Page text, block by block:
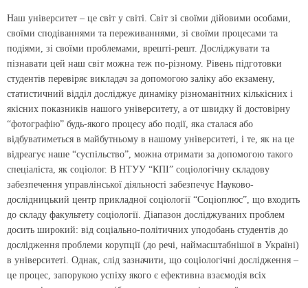
Наш університет – це світ у світі. Світ зі своїми дійовими особами,
своїми сподіваннями та переживаннями, зі своїми процесами та
подіями, зі своїми проблемами, врешті-решт. Досліджувати та
пізнавати цей наш світ можна теж по-різному. Рівень підготовки
студентів перевіряє викладач за допомогою заліку або екзамену,
статистичний відділ досліджує динаміку різноманітних кількісних і
якісних показників нашого університету, а от швидку й достовірну
“фотографію” будь-якого процесу або події, яка сталася або
відбуватиметься в майбутньому в нашому університеті, і те, як на це
відреагує наше “суспільство”, можна отримати за допомогою такого
спеціаліста, як соціолог. В НТУУ “КПІ” соціологічну складову
забезпечення управлінської діяльності забезпечує Науково-
дослідницький центр прикладної соціології “Соціоплюс”, що входить
до складу факультету соціології. Діапазон досліджуваних проблем
досить широкий: від соціально-політичних уподобань студентів до
дослідження проблеми корупції (до речі, наймасштабнішої в Україні)
в університеті. Однак, слід зазначити, що соціологічні дослідження –
це процес, запорукою успіху якого є ефективна взаємодія всіх